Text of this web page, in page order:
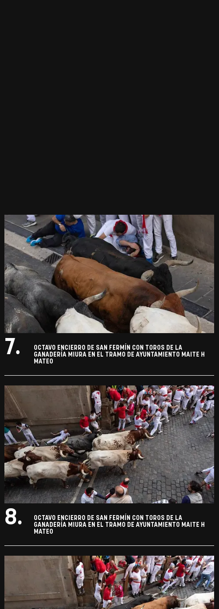
7.
OCTAVO ENCIERRO DE SAN FERMÍN CON TOROS DE LA
GANADERÍA MIURA EN EL TRAMO DE AYUNTAMIENTO MAITE H
MATEO
8.
OCTAVO ENCIERRO DE SAN FERMÍN CON TOROS DE LA
GANADERÍA MIURA EN EL TRAMO DE AYUNTAMIENTO MAITE H
MATEO